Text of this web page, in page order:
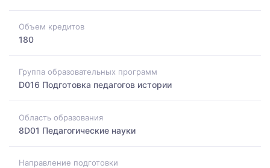
Объем кредитов
180
Группа образовательных программ
D016 Подготовка педагогов истории
Область образования
8D01 Педагогические науки
Направление подготовки